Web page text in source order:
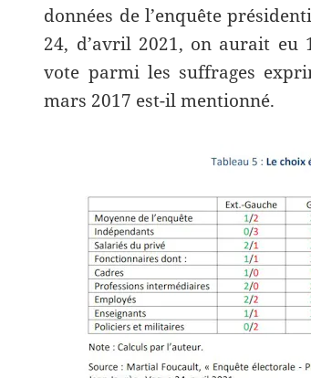
données de l’enquête
24, d’avril 2021, on aurait eu
vote parmi les suffrages
mars 2017 est-il mentionné.